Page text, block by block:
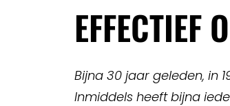
EFFECTIEF
Bijna 30 jaar geleden, in
Inmiddels heeft bijna